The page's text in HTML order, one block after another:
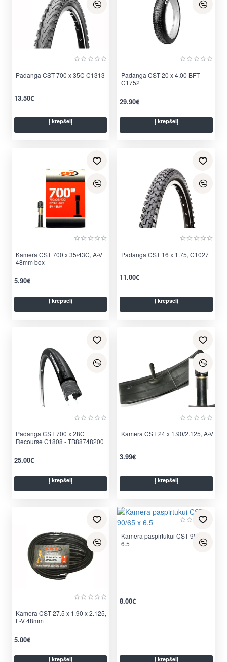
Padanga CST 700 x 35C C1313
13.50€
Į krepšelį
Padanga CST 20 x 4.00 BFT
C1752
29.90€
Į krepšelį
Kamera CST 700 x 35/43C, A-V
48mm box
5.90€
Į krepšelį
Padanga CST 16 x 1.75, C1027
11.00€
Į krepšelį
Padanga CST 700 x 28C
Recourse C1808 - TB88748200
25.00€
Į krepšelį
Kamera CST 24 x 1.90/2.125, A-V
3.99€
Į krepšelį
Kamera CST 27.5 x 1.90 x 2.125,
F-V 48mm
5.00€
Į krepšelį
Kamera paspirtukui CST 90/65 x
6.5
8.00€
Į krepšelį